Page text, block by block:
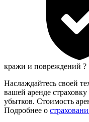
кражи и повреждений ?
Наслаждайтесь своей
вашей аренде
убытков. Стоимость
Подробнее о